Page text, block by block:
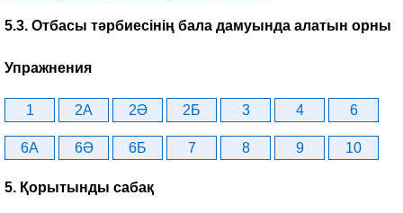
5.3. Отбасы тәрбиесінің бала дамуында алатын орны
Упражнения
1 2A 2Ә 2Б 3 4 6
6A 6Ә 6Б 7 8 9 10
5. Қорытынды сабақ